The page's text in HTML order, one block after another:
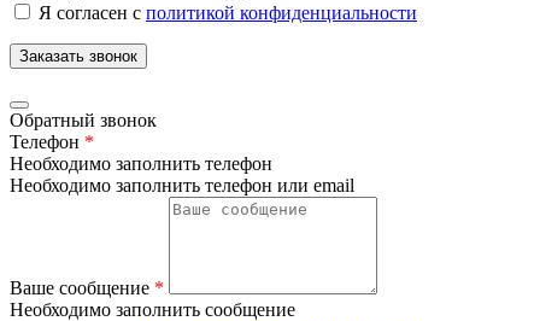
Я согласен с политикой конфиденциальности
Заказать звонок
Обратный звонок
Телефон *
Необходимо заполнить телефон
Необходимо заполнить телефон или email
Ваше сообщение *
Необходимо заполнить сообщение